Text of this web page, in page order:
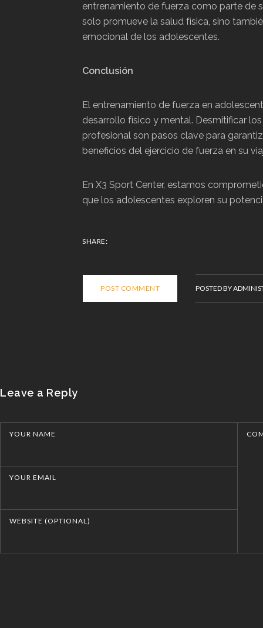
entrenamiento de fuerza como parte de
solo promueve la salud física, sino
emocional de los adolescentes.
Conclusión
El entrenamiento de fuerza en
desarrollo físico y mental. Desmitificar
profesional son pasos clave para
beneficios del ejercicio de fuerza en su
En X3 Sport Center, estamos
que los adolescentes exploren su
SHARE:
POST COMMENT POSTED BY
Leave a Reply
YOUR NAME
YOUR EMAIL
WEBSITE (OPTIONAL)